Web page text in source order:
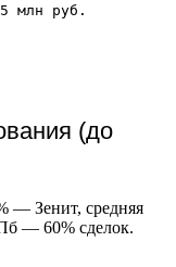
млн руб.
(до
— Зенит, средняя
— 60% сделок.